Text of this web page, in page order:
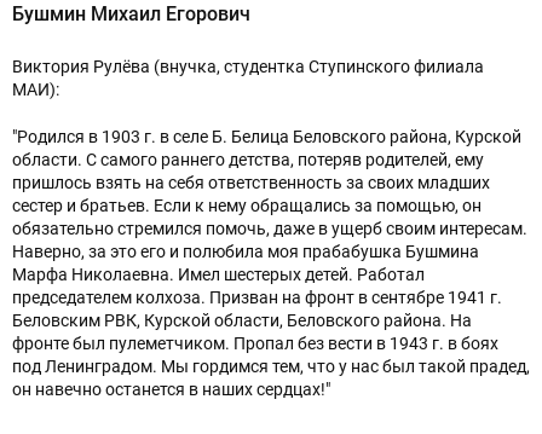
Бушмин Михаил Егорович
Виктория Рулёва (внучка, студентка Ступинского филиала
МАИ):
"Родился в 1903 г. в селе Б. Белица Беловского района, Курской
области. С самого раннего детства, потеряв родителей, ему
пришлось взять на себя ответственность за своих младших
сестер и братьев. Если к нему обращались за помощью, он
обязательно стремился помочь, даже в ущерб своим интересам.
Наверно, за это его и полюбила моя прабабушка Бушмина
Марфа Николаевна. Имел шестерых детей. Работал
председателем колхоза. Призван на фронт в сентябре 1941 г.
Беловским РВК, Курской области, Беловского района. На
фронте был пулеметчиком. Пропал без вести в 1943 г. в боях
под Ленинградом. Мы гордимся тем, что у нас был такой прадед,
он навечно останется в наших сердцах!"